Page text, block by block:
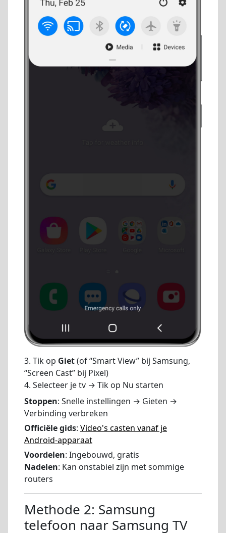
3. Tik op Giet(of “Smart View” bij Samsung,
“Screen Cast” bij Pixel)
4. Selecteer je tv → Tik op Nu starten
Stoppen: Snelle instellingen → Gieten →
Verbinding verbreken
Officiële gids: Video's casten vanaf je
Android-apparaat
Voordelen: Ingebouwd, gratis
Nadelen: Kan onstabiel zijn met sommige
routers
Methode 2: Samsung
telefoon naar Samsung TV